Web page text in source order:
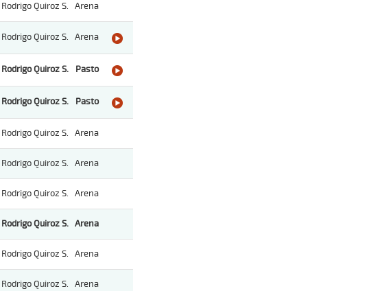
Rodrigo Quiroz S. Arena
Rodrigo Quiroz S. Arena
Rodrigo Quiroz S. Pasto
Rodrigo Quiroz S. Pasto
Rodrigo Quiroz S. Arena
Rodrigo Quiroz S. Arena
Rodrigo Quiroz S. Arena
Rodrigo Quiroz S. Arena
Rodrigo Quiroz S. Arena
Rodrigo Quiroz S. Arena